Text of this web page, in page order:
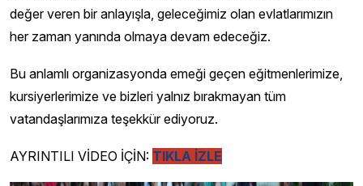
değer veren bir anlayışla, geleceğimiz olan evlatlarımızın
her zaman yanında olmaya devam edeceğiz.
Bu anlamlı organizasyonda emeği geçen eğitmenlerimize,
kursiyerlerimize ve bizleri yalnız bırakmayan tüm
vatandaşlarımıza teşekkür ediyoruz.
AYRINTILI VİDEO İÇİN: TIKLA İZLE